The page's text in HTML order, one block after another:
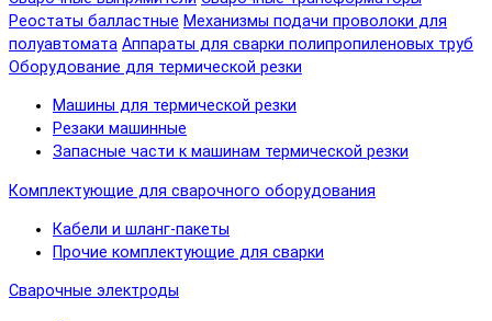
Реостаты балластные Механизмы подачи проволоки для
полуавтомата Аппараты для сварки полипропиленовых труб
Оборудование для термической резки
Машины для термической резки
Резаки машинные
Запасные части к машинам термической резки
Комплектующие для сварочного оборудования
Кабели и шланг-пакеты
Прочие комплектующие для сварки
Сварочные электроды